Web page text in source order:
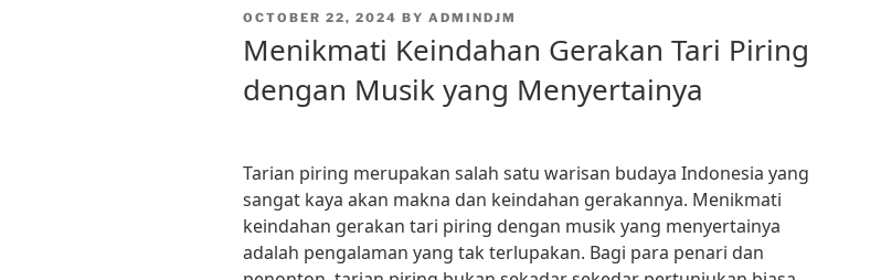
POSTED
OCTOBER 22, 2024 BY ADMINDJM
Menikmati Keindahan Gerakan Tari Piring
dengan Musik yang Menyertainya
Tarian piring merupakan salah satu warisan budaya Indonesia yang
sangat kaya akan makna dan keindahan gerakannya. Menikmati
keindahan gerakan tari piring dengan musik yang menyertainya
adalah pengalaman yang tak terlupakan. Bagi para penari dan